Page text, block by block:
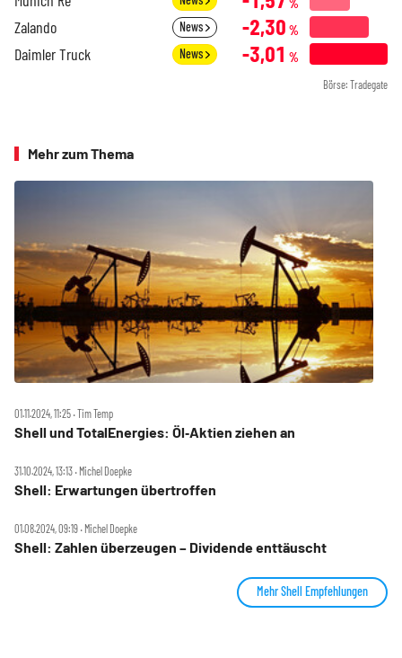
Zalando News -2,30 %
Daimler Truck News -3,01 %
Börse: Tradegate
Mehr zum Thema
01.11.2024, 11:25 ‧ Tim Temp
Shell und TotalEnergies: Öl‑Aktien ziehen an
31.10.2024, 13:13 ‧ Michel Doepke
Shell: Erwartungen übertroffen
01.08.2024, 09:19 ‧ Michel Doepke
Shell: Zahlen überzeugen – Dividende enttäuscht
Mehr Shell Empfehlungen